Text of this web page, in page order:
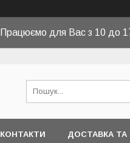
Працюємо для Вас з 10 до
КОНТАКТИ ДОСТАВКА ТА